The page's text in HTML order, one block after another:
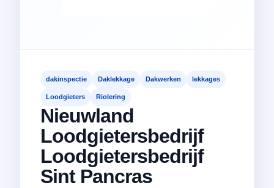
dakinspectie Daklekkage Dakwerken lekkages
Loodgieters Riolering
Nieuwland
Loodgietersbedrijf
Loodgietersbedrijf
Sint Pancras